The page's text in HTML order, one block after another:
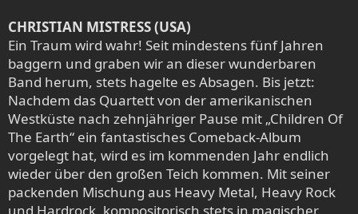
CHRISTIAN MISTRESS (USA)
Ein Traum wird wahr! Seit mindestens fünf Jahren
baggern und graben wir an dieser wunderbaren
Band herum, stets hagelte es Absagen. Bis jetzt:
Nachdem das Quartett von der amerikanischen
Westküste nach zehnjähriger Pause mit „Children Of
The Earth“ ein fantastisches Comeback-Album
vorgelegt hat, wird es im kommenden Jahr endlich
wieder über den großen Teich kommen. Mit seiner
packenden Mischung aus Heavy Metal, Heavy Rock
und Hardrock, kompositorisch stets in magischer